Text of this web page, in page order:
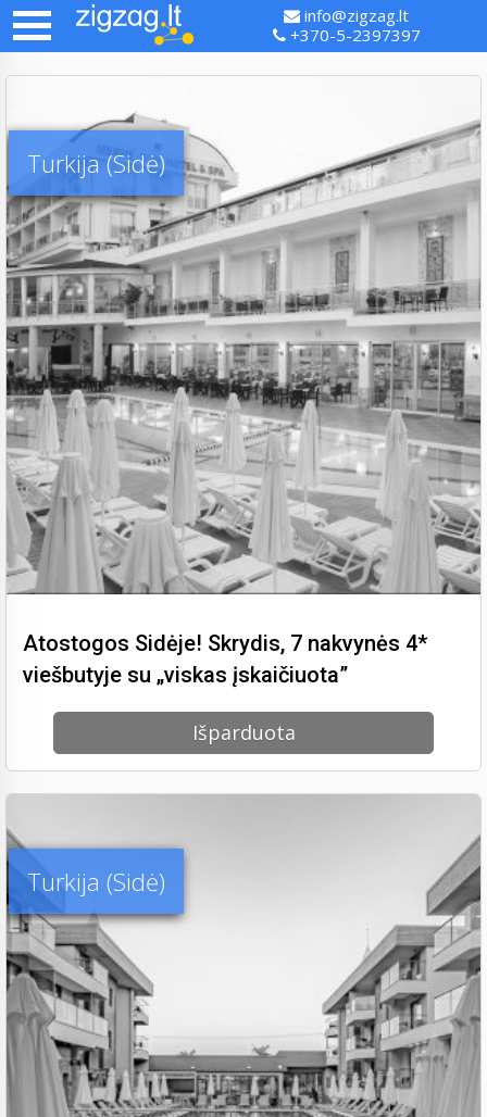
info@zigzag.lt
+370-5-2397397
Turkija (Sidė)
Atostogos Sidėje! Skrydis, 7 nakvynės 4*
viešbutyje su „viskas įskaičiuota”
Išparduota
Turkija (Sidė)